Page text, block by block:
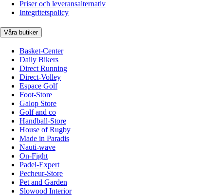
Priser och leveransalternativ
Integritetspolicy
Våra butiker
Basket-Center
Daily Bikers
Direct Running
Direct-Volley
Espace Golf
Foot-Store
Galop Store
Golf and co
Handball-Store
House of Rugby
Made in Paradis
Nauti-wave
On-Fight
Padel-Expert
Pecheur-Store
Pet and Garden
Slowood Interior